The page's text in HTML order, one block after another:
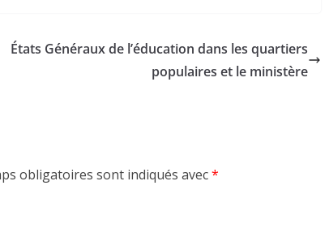
États Généraux de l’éducation dans les quartiers
populaires et le ministère
obligatoires sont indiqués avec*